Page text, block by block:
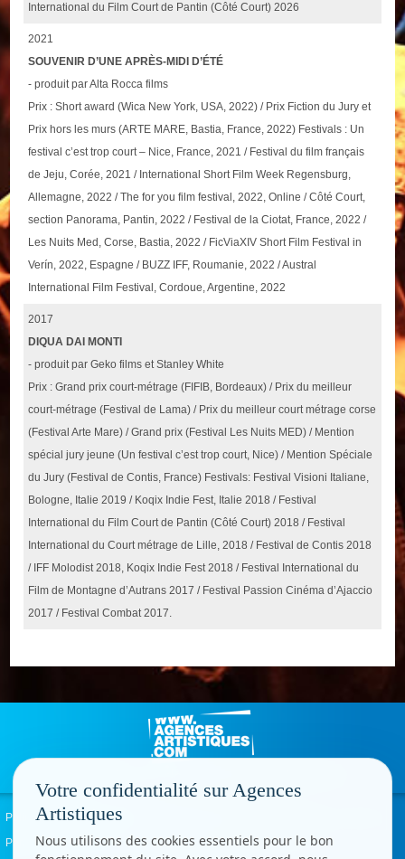
International du Film Court de Pantin (Côté Court) 2026
2021
SOUVENIR D’UNE APRÈS-MIDI D’ÉTÉ
- produit par Alta Rocca films
Prix : Short award (Wica New York, USA, 2022) / Prix Fiction du Jury et
Prix hors les murs (ARTE MARE, Bastia, France, 2022) Festivals : Un
festival c’est trop court – Nice, France, 2021 / Festival du film français
de Jeju, Corée, 2021 / International Short Film Week Regensburg,
Allemagne, 2022 / The for you film festival, 2022, Online / Côté Court,
section Panorama, Pantin, 2022 / Festival de la Ciotat, France, 2022 /
Les Nuits Med, Corse, Bastia, 2022 / FicViaXIV Short Film Festival in
Verín, 2022, Espagne / BUZZ IFF, Roumanie, 2022 / Austral
International Film Festival, Cordoue, Argentine, 2022
2017
DIQUA DAI MONTI
- produit par Geko films et Stanley White
Prix : Grand prix court-métrage (FIFIB, Bordeaux) / Prix du meilleur
court-métrage (Festival de Lama) / Prix du meilleur court métrage corse
(Festival Arte Mare) / Grand prix (Festival Les Nuits MED) / Mention
spécial jury jeune (Un festival c’est trop court, Nice) / Mention Spéciale
du Jury (Festival de Contis, France) Festivals: Festival Visioni Italiane,
Bologne, Italie 2019 / Koqix Indie Fest, Italie 2018 / Festival
International du Film Court de Pantin (Côté Court) 2018 / Festival
International du Court métrage de Lille, 2018 / Festival de Contis 2018
/ IFF Molodist 2018, Koqix Indie Fest 2018 / Festival International du
Film de Montagne d’Autrans 2017 / Festival Passion Cinéma d’Ajaccio
2017 / Festival Combat 2017.
Politique de confidentialité
Paramètres cookies
Votre confidentialité sur Agences
Artistiques
Nous utilisons des cookies essentiels pour le bon